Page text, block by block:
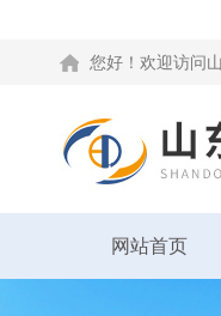
您好！欢迎访问
网站首页